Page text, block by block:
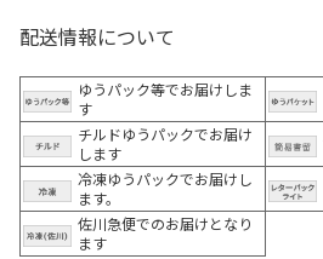
配送情報について
ゆうパック等でお届けしま
す
チルドゆうパックでお届け
します
冷凍ゆうパックでお届けし
ます。
佐川急便でのお届けとなり
ます